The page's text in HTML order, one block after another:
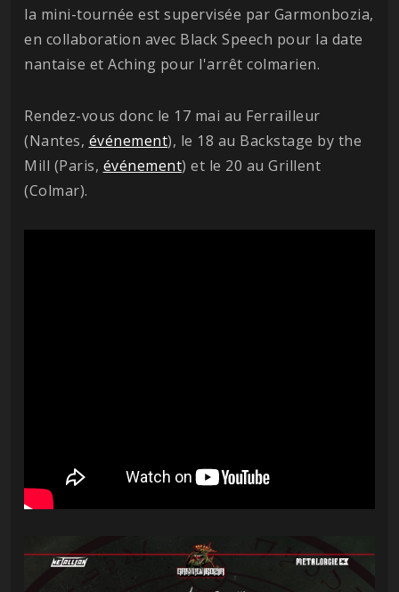
la mini-tournée est supervisée par Garmonbozia,
en collaboration avec Black Speech pour la date
nantaise et Aching pour l'arrêt colmarien.
Rendez-vous donc le 17 mai au Ferrailleur
(Nantes, événement), le 18 au Backstage by the
Mill (Paris, événement) et le 20 au Grillent
(Colmar).